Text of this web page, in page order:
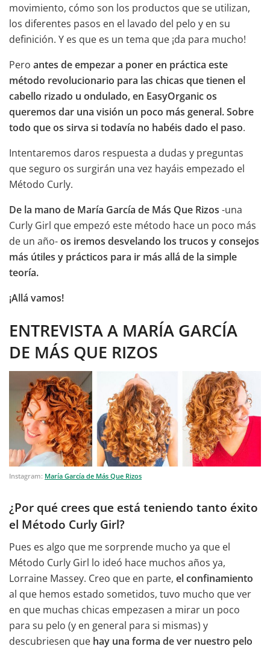
movimiento, cómo son los productos que se utilizan,
los diferentes pasos en el lavado del pelo y en su
definición. Y es que es un tema que ¡da para mucho!
Pero antes de empezar a poner en práctica este
método revolucionario para las chicas que tienen el
cabello rizado u ondulado, en EasyOrganic os
queremos dar una visión un poco más general. Sobre
todo que os sirva si todavía no habéis dado el paso.
Intentaremos daros respuesta a dudas y preguntas
que seguro os surgirán una vez hayáis empezado el
Método Curly.
De la mano de María García de Más Que Rizos -una
Curly Girl que empezó este método hace un poco más
de un año-os iremos desvelando los trucos y consejos
más útiles y prácticos para ir más allá de la simple
teoría.
¡Allá vamos!
ENTREVISTA A MARÍA GARCÍA
DE MÁS QUE RIZOS
Instagram: María García de Más Que Rizos
¿Por qué crees que está teniendo tanto éxito
el Método Curly Girl?
Pues es algo que me sorprende mucho ya que el
Método Curly Girl lo ideó hace muchos años ya,
Lorraine Massey. Creo que en parte, el confinamiento
al que hemos estado sometidos, tuvo mucho que ver
en que muchas chicas empezasen a mirar un poco
para su pelo (y en general para si mismas) y
descubriesen que hay una forma de ver nuestro pelo